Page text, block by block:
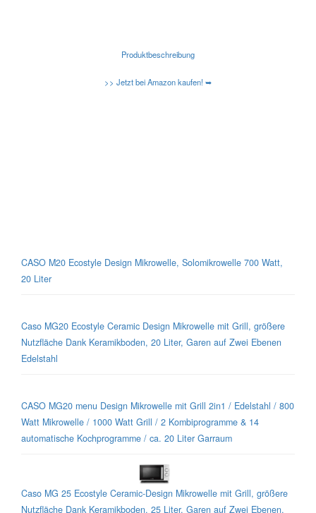
Produktbeschreibung
>> Jetzt bei Amazon kaufen! ➥
CASO M20 Ecostyle Design Mikrowelle, Solomikrowelle 700 Watt,
20 Liter
Caso MG20 Ecostyle Ceramic Design Mikrowelle mit Grill, größere
Nutzfläche Dank Keramikboden, 20 Liter, Garen auf Zwei Ebenen
Edelstahl
CASO MG20 menu Design Mikrowelle mit Grill 2in1 / Edelstahl / 800
Watt Mikrowelle / 1000 Watt Grill / 2 Kombiprogramme & 14
automatische Kochprogramme / ca. 20 Liter Garraum
Caso MG 25 Ecostyle Ceramic-Design Mikrowelle mit Grill, größere
Nutzfläche Dank Keramikboden, 25 Liter, Garen auf Zwei Ebenen,